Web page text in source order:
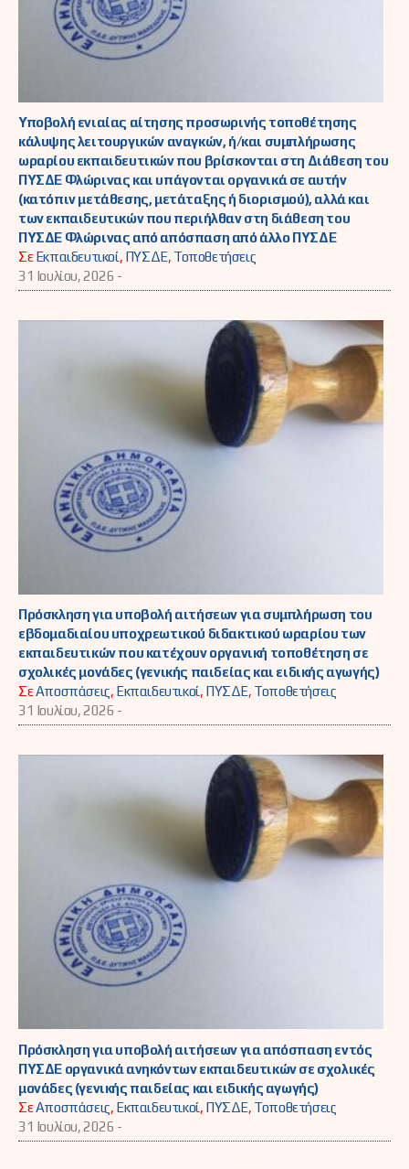
Υποβολή ενιαίας αίτησης προσωρινής τοποθέτησης
κάλυψης λειτουργικών αναγκών, ή/και συμπλήρωσης
ωραρίου εκπαιδευτικών που βρίσκονται στη Διάθεση του
ΠΥΣΔΕ Φλώρινας και υπάγονται οργανικά σε αυτήν
(κατόπιν μετάθεσης, μετάταξης ή διορισμού), αλλά και
των εκπαιδευτικών που περιήλθαν στη διάθεση του
ΠΥΣΔΕ Φλώρινας από απόσπαση από άλλο ΠΥΣΔΕ
ΣεΕκπαιδευτικοί, ΠΥΣΔΕ, Τοποθετήσεις
31 Ιουλίου, 2026 -
Πρόσκληση για υποβολή αιτήσεων για συμπλήρωση του
εβδομαδιαίου υποχρεωτικού διδακτικού ωραρίου των
εκπαιδευτικών που κατέχουν οργανική τοποθέτηση σε
σχολικές μονάδες (γενικής παιδείας και ειδικής αγωγής)
ΣεΑποσπάσεις, Εκπαιδευτικοί, ΠΥΣΔΕ, Τοποθετήσεις
31 Ιουλίου, 2026 -
Πρόσκληση για υποβολή αιτήσεων για απόσπαση εντός
ΠΥΣΔΕ οργανικά ανηκόντων εκπαιδευτικών σε σχολικές
μονάδες (γενικής παιδείας και ειδικής αγωγής)
ΣεΑποσπάσεις, Εκπαιδευτικοί, ΠΥΣΔΕ, Τοποθετήσεις
31 Ιουλίου, 2026 -